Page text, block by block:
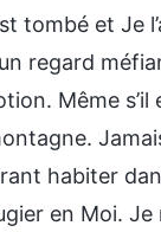
tombé et Je
regard
Même
habiter
en Moi.